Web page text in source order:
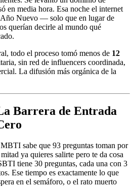
en media hora. Esa noche el internet
Año Nuevo — solo que en lugar de
querían decirle al mundo qué
todo el proceso tomó menos de 12
sin red de influencers coordinada,
La difusión más orgánica de la
Barrera de Entrada
sabe que 93 preguntas toman por
ya quieres salirte pero te da cosa
tiene 30 preguntas, cada una con 3
Ese tiempo es exactamente lo que
en el semáforo, o el rato muerto